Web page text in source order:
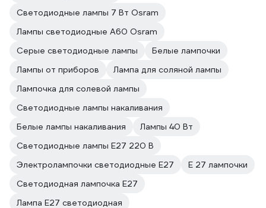
Светодиодные лампы 7 Вт Osram
Лампы светодиодные A60 Osram
Серые светодиодные лампы
Белые лампочки
Лампы от приборов
Лампа для соляной лампы
Лампочка для солевой лампы
Светодиодные лампы накаливания
Белые лампы накаливания
Лампы 40 Вт
Светодиодные лампы E27 220 В
Электролампочки светодиодные E27
E 27 лампочки
Светодиодная лампочка E27
Лампа E27 светодиодная